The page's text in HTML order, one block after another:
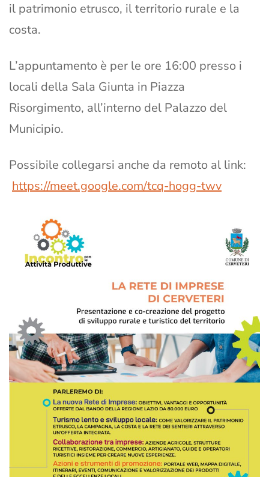
il patrimonio etrusco, il territorio rurale e la
costa.
L’appuntamento è per le ore 16:00 presso i
locali della Sala Giunta in Piazza
Risorgimento, all’interno del Palazzo del
Municipio.
Possibile collegarsi anche da remoto al link:
https://meet.google.com/tcq-hogg-twv